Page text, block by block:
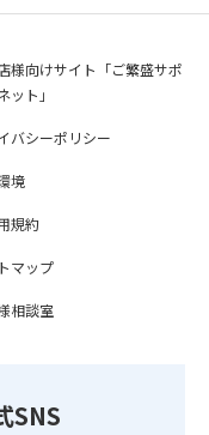
様向けサイト「ご繁盛サポ
ット」
バシーポリシー
境
規約
マップ
相談室
SNS